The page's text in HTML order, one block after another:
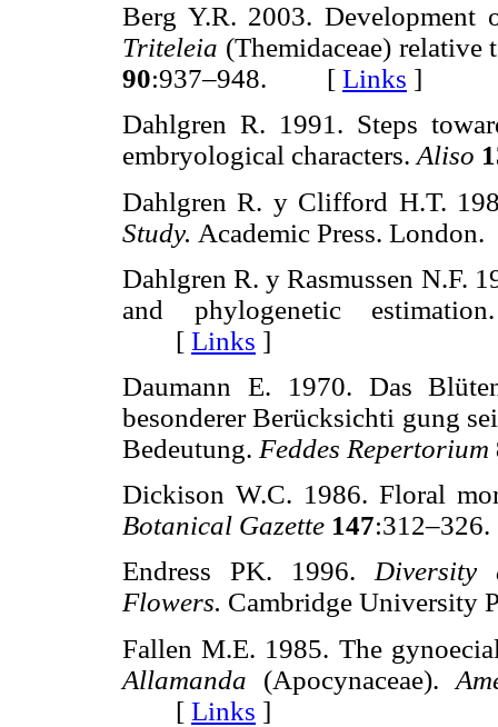
Berg Y.R. 2003. Development
Triteleia (Themidaceae)
90:937–948. [ Links ]
Dahlgren R. 1991. Steps
embryological characters. Aliso
Dahlgren R. y Clifford H.T.
Study. Academic Press.
Dahlgren R. y Rasmussen N.F.
and phylogenetic
[ Links ]
Daumann E. 1970. Das
besonderer Berücksichti gung
Bedeutung. Feddes Repertorium
Dickison W.C. 1986. Floral
Botanical Gazette 147
Endress PK. 1996. Diversity
Flowers. Cambridge
Fallen M.E. 1985. The
Allamanda (Apocynaceae).
[ Links ]